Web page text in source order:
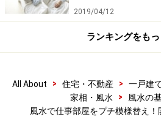
金の気を持つものがオススメ。
デスクの下には書類が散乱。そ
スクの下には是非マットを敷い
専用の暖房を置くのもおすすめ
をする場合は、足元に陰の気が
2019/04/12
ランキングをも
All About > 住宅・不動産 > 一戸建
家相・風水
> 風水の
風水で仕事部屋をプチ模様替え